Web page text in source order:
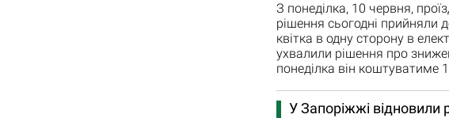
З понеділка, 10 червня,
рішення сьогодні прийняли
квітка в одну сторону в
ухвалили рішення про
понеділка він коштуватиме
У Запоріжжі